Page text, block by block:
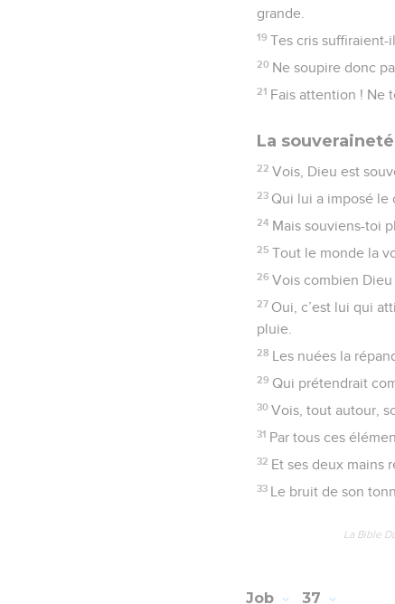
grande.
19 Tes cris suffiraient-
20 Ne soupire donc
21 Fais attention ! Ne
La
22 Vois, Dieu est
23 Qui lui a imposé le
24 Mais souviens-toi
25 Tout le monde la
26 Vois combien Dieu
27 Oui, c’est lui qui
pluie.
28 Les nuées la
29 Qui prétendrait
30 Vois, tout autour,
31 Par tous ces
32 Et ses deux mains
33 Le bruit de son
La Bible
Job 37